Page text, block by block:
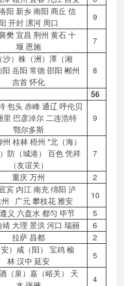
阳 新乡 南阳 商丘 信
开封 漯河 周口
9
樊 宜昌 荆州 黄石 十
堰 恩施
7
沙）株（洲）潭（湘
岳阳 常德 邵阳 郴州
吉首 怀化
8
56
包头 赤峰 通辽 呼伦贝
里 巴彦淖尔 二连浩特
鄂尔多斯
9
桂林 梧州 *北（海）
防（城港） 百色 凭祥
（友谊关）
7
重庆 万州
2
宾 内江 南充 绵阳 泸
州 广元 攀枝花 雅安
10
义 六盘水 都匀 毕节
5
靖 大理 景洪 河口 瑞丽
6
拉萨 昌都
2
）咸（阳） 宝鸡 榆
林 汉中 延安
5
（泉）嘉（峪关） 天
4